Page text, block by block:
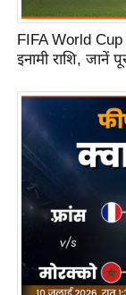
n
d
r
d
A
p
p
FIFA World
इनामी राशि, जानें